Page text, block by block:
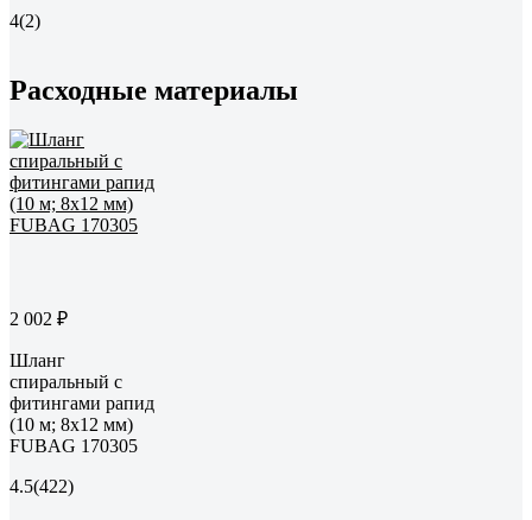
4(2)
Расходные материалы
2 002 ₽
Шланг
спиральный с
фитингами рапид
(10 м; 8x12 мм)
FUBAG 170305
4.5(422)